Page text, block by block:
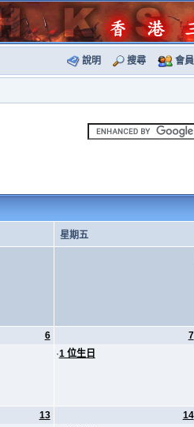
說明 搜尋 會員
星期五
6
7
·1 位生日
13
14